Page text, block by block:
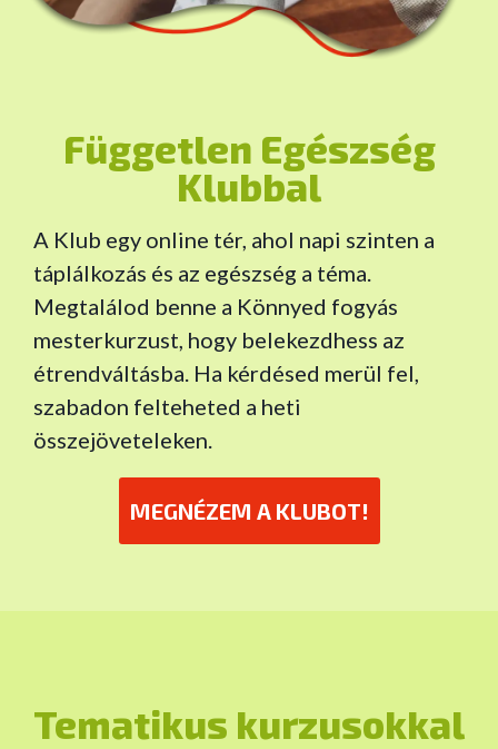
Független Egészség
Klubbal
A Klub egy online tér, ahol napi szinten a
táplálkozás és az egészség a téma.
Megtalálod benne a Könnyed fogyás
mesterkurzust, hogy belekezdhess az
étrendváltásba. Ha kérdésed merül fel,
szabadon felteheted a heti
összejöveteleken.
MEGNÉZEM A KLUBOT!
Tematikus kurzusokkal